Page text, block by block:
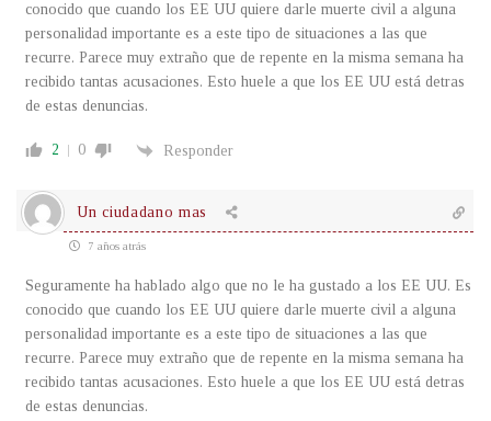
conocido que cuando los EE UU quiere darle muerte civil a alguna
personalidad importante es a este tipo de situaciones a las que
recurre. Parece muy extraño que de repente en la misma semana ha
recibido tantas acusaciones. Esto huele a que los EE UU está detras
de estas denuncias.
2 0 Responder
Un ciudadano mas
7 años atrás
Seguramente ha hablado algo que no le ha gustado a los EE UU. Es
conocido que cuando los EE UU quiere darle muerte civil a alguna
personalidad importante es a este tipo de situaciones a las que
recurre. Parece muy extraño que de repente en la misma semana ha
recibido tantas acusaciones. Esto huele a que los EE UU está detras
de estas denuncias.